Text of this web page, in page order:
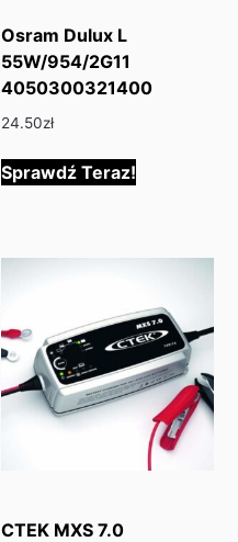
Osram Dulux L
55W/954/2G11
4050300321400
24.50zł
Sprawdź Teraz!
CTEK MXS 7.0